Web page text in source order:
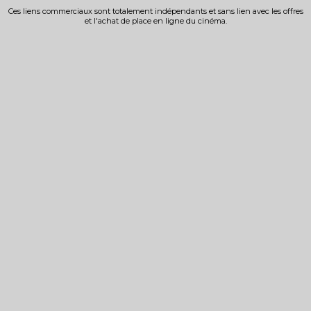
Ces liens commerciaux sont totalement indépendants et sans lien avec les offres
et l'achat de place en ligne du cinéma.